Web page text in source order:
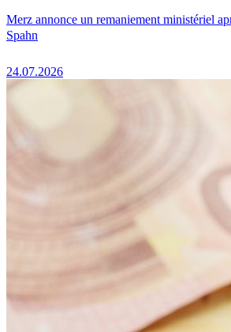
Merz annonce un remaniement ministériel
Spahn
24.07.2026